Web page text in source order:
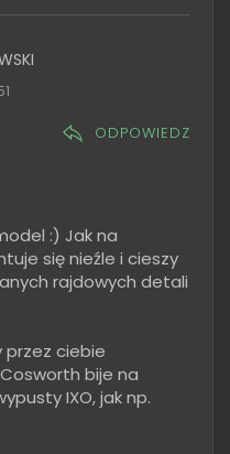
ODPOWIEDZ
:) Jak na
się nieźle i cieszy
rajdowych detali
ciebie
bije na
IXO, jak np.